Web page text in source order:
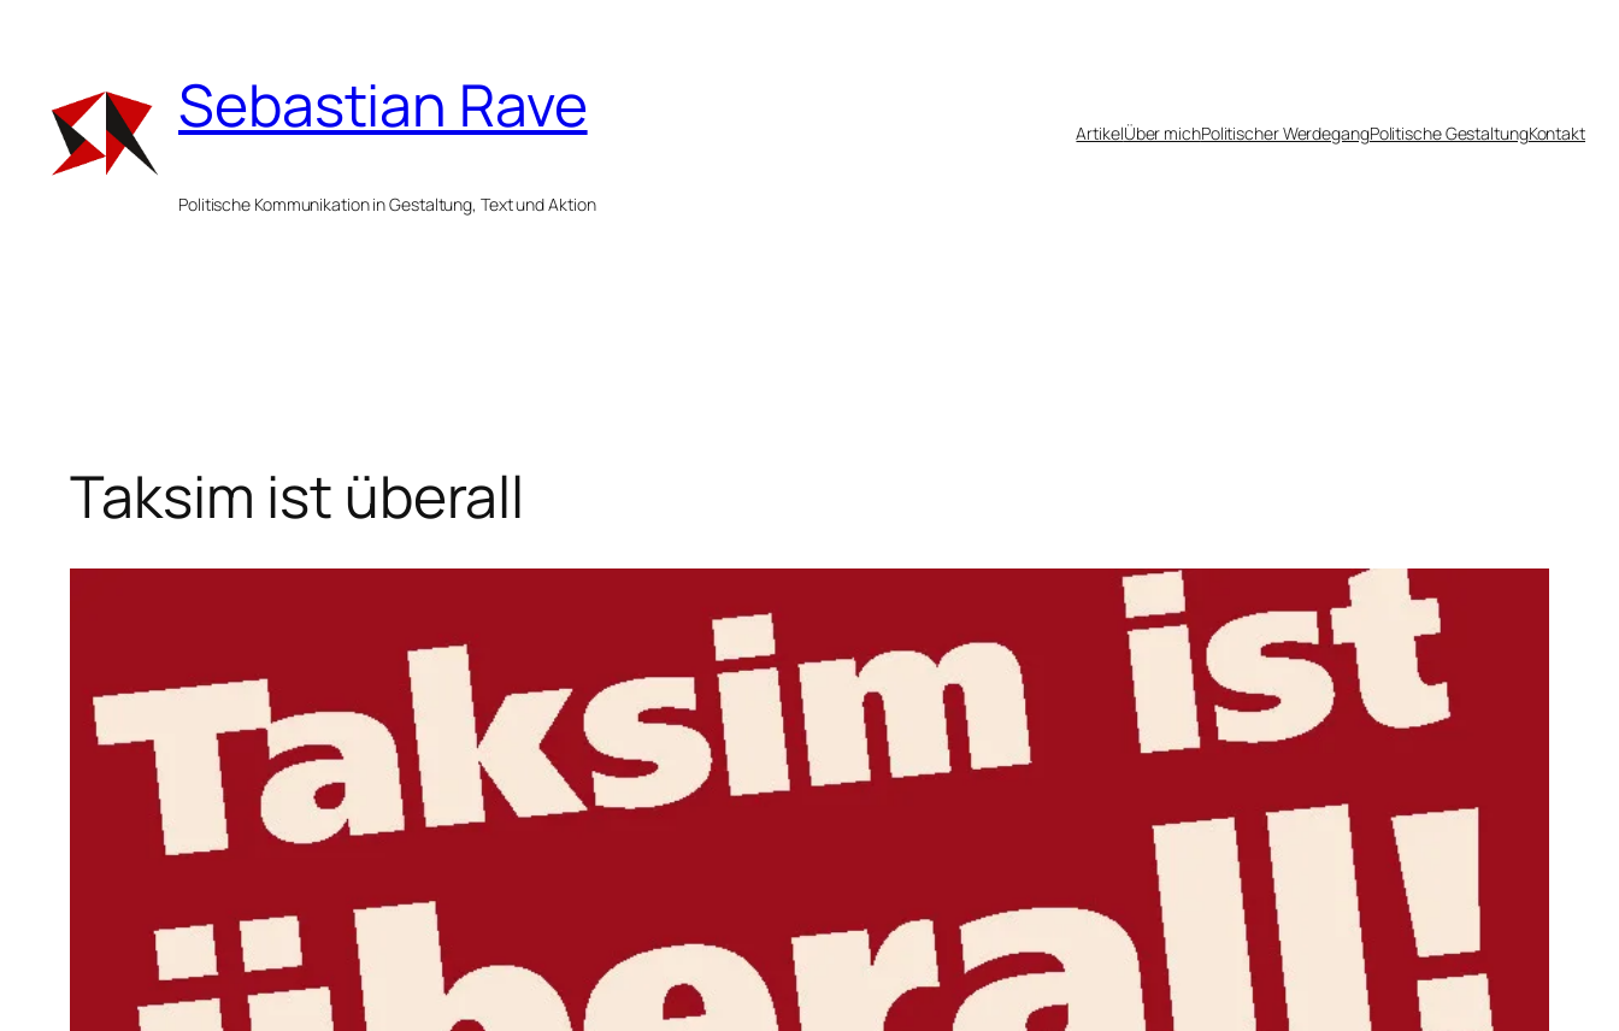
springen
Sebastian Rave
Politische Kommunikation in Gestaltung, Text und Aktion
ArtikelÜber michPolitischer WerdegangPolitische GestaltungKontakt
Taksim ist überall